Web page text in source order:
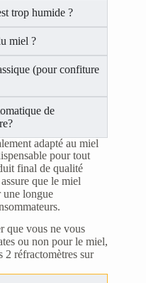
trop humide ?
miel ?
(pour confiture
de
adapté au miel
pour tout
final de qualité
que le miel
une longue
que vous ne vous
ou non pour le miel,
2 réfractomètres sur